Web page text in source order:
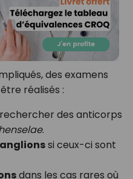
des examens
réalisés :
des anticorps
.
si ceux-ci sont
dans les cas rares où